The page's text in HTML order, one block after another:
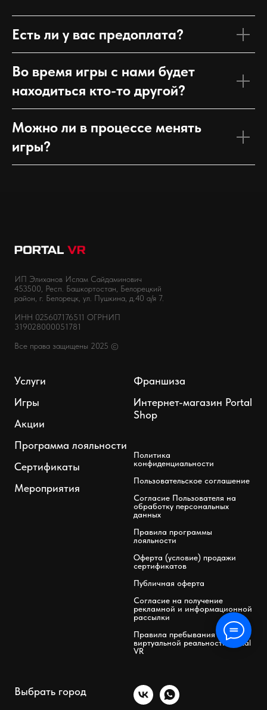
Есть ли у вас предоплата?
Во время игры с нами будет
находиться кто-то другой?
Можно ли в процессе менять
игры?
ИП Элиханов Ислам Сайдаминович
453500, Респ. Башкортостан, Белорецкий
район, г. Белорецк, ул. Пушкина, д.40 а/я 7.
ИНН 025607176511 ОГРНИП
319028000051781
Все права защищены 2025 ©
Услуги
Игры
Акции
Программа лояльности
Сертификаты
Мероприятия
Франшиза
Интернет-магазин Portal
Shop
Политика
конфиденциальности
Пользовательское соглашение
Согласие Пользователя на
обработку персональных
данных
Правила программы
лояльности
Оферта (условие) продажи
сертификатов
Публичная оферта
Согласие на получение
рекламной и информационной
рассылки
Правила пребывания в клубе
виртуальной реальности Portal
VR
Выбрать город